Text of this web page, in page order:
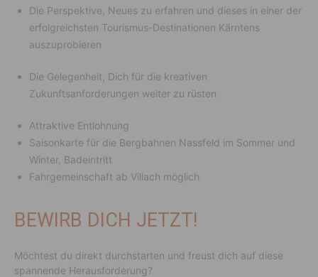
Die Perspektive, Neues zu erfahren und dieses in einer der
erfolgreichsten Tourismus-Destinationen Kärntens
auszuprobieren
Die Gelegenheit, Dich für die kreativen
Zukunftsanforderungen weiter zu rüsten
Attraktive Entlohnung
Saisonkarte für die Bergbahnen Nassfeld im Sommer und
Winter, Badeintritt
Fahrgemeinschaft ab Villach möglich
BEWIRB DICH JETZT!
Möchtest du direkt durchstarten und freust dich auf diese
spannende Herausforderung?